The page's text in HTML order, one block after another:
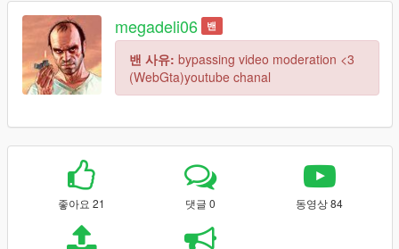
megadeli06 밴
밴 사유: bypassing video moderation <3
(WebGta)youtube chanal
좋아요 21 댓글 0 동영상 84